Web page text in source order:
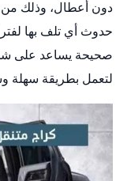
دون أعطال، وذلك من
حدوث أي تلف بها
صحيحة يساعد على
لتعمل بطريقة سهلة